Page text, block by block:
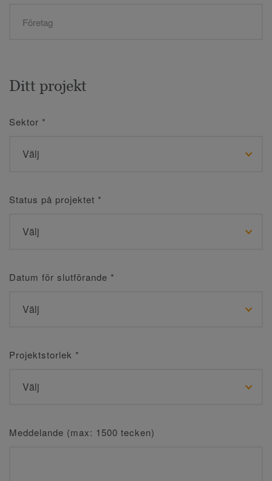
Ditt projekt
Sektor *
Status på projektet *
Datum för slutförande *
Projektstorlek *
Meddelande (max: 1500 tecken)